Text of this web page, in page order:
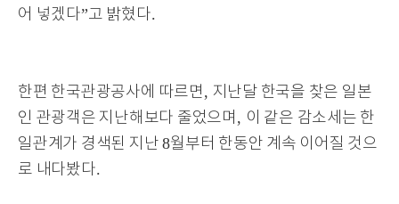
어 넣겠다”고 밝혔다.
한편 한국관광공사에 따르면, 지난달 한국을 찾은 일본
인 관광객은 지난해보다 줄었으며 , 이 같은 감소세는 한
일관계가 경색된 지난 8월부터 한동안 계속 이어질 것으
로 내다봤다.